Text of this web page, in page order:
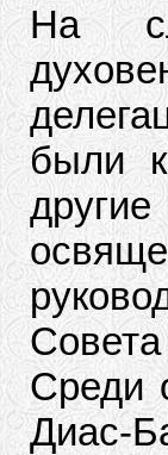
На
были
Среди
Диас-